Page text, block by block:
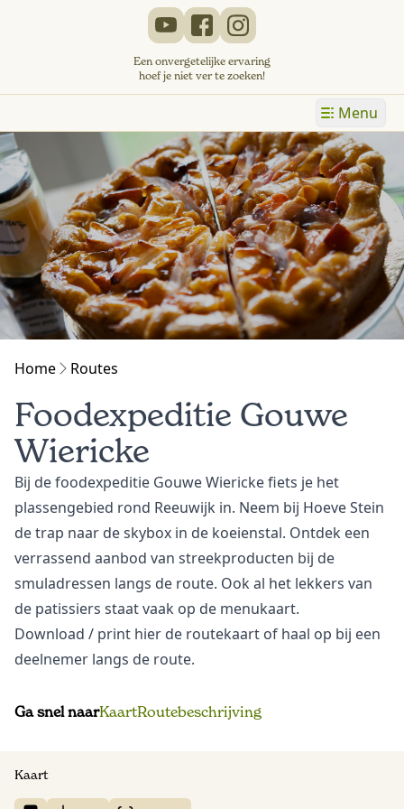
Een onvergetelijke ervaring
hoef je niet ver te zoeken!
Menu
Home Routes
Foodexpeditie Gouwe
Wiericke
Bij de foodexpeditie Gouwe Wiericke fiets je het
plassengebied rond Reeuwijk in. Neem bij Hoeve Stein
de trap naar de skybox in de koeienstal. Ontdek een
verrassend aanbod van streekproducten bij de
smuladressen langs de route. Ook al het lekkers van
de patissiers staat vaak op de menukaart.
Download / print hier de routekaart of haal op bij een
deelnemer langs de route.
Ga snel naarKaartRoutebeschrijving
Kaart